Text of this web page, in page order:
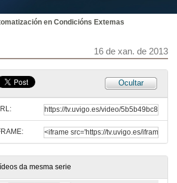
en Condicións Extemas
16 de xan. de 2013
Ocultar
da mesma serie
16 de xan. de 2013
Aplicacións de Visión Artificial para Sistemas de Inspección Ferroviaria.
Tendencias Tecnolóxicas en automatización de procesos de automoción
16 de xan. de 2013